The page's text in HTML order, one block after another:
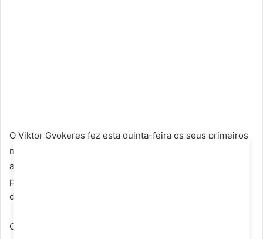
O Viktor Gyokeres fez esta quinta-feira os seus primeiros
minutos com a camisola do Arsenal, mas a estreia do
avançado sueco ficou longe de ser feliz. Os ‘gunners’
perderam por 1-0 frente ao Tottenham, no primeiro dérbi
de Londres da temporada, disputado em Hong Kong.
O reforço ex-Sporting entrou aos 77 minutos, mas não